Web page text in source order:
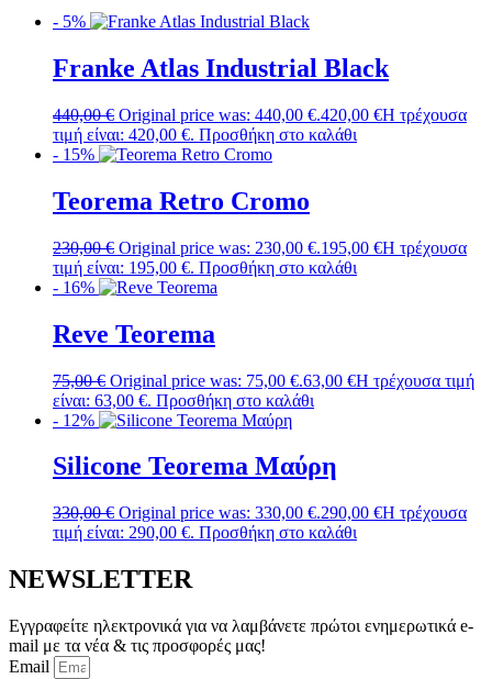
- 5%
Franke Atlas Industrial Black
440,00€ Original price was: 440,00 €.420,00 €Η τρέχουσα
τιμή είναι: 420,00 €. Προσθήκη στο καλάθι
- 15%
Teorema Retro Cromo
230,00€ Original price was: 230,00 €.195,00 €Η τρέχουσα
τιμή είναι: 195,00 €. Προσθήκη στο καλάθι
- 16%
Reve Teorema
75,00€ Original price was: 75,00 €.63,00 €Η τρέχουσα τιμή
είναι: 63,00 €. Προσθήκη στο καλάθι
- 12%
Silicone Teorema Μαύρη
330,00€ Original price was: 330,00 €.290,00 €Η τρέχουσα
τιμή είναι: 290,00 €. Προσθήκη στο καλάθι
NEWSLETTER
Εγγραφείτε ηλεκτρονικά για να λαμβάνετε πρώτοι ενημερωτικά e-
mail με τα νέα & τις προσφορές μας!
Email